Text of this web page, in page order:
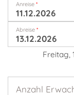
Anreise *
Abreise *
Freitag,
Anzahl